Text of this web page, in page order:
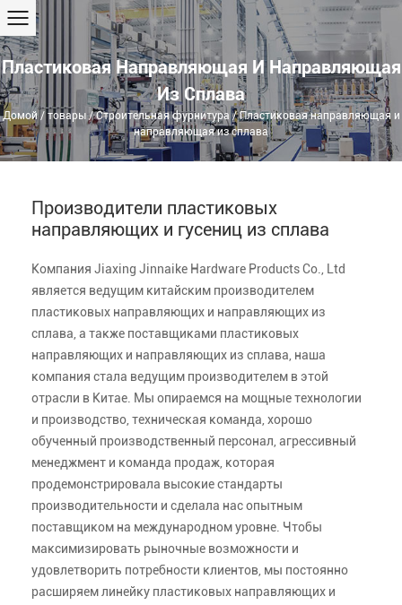
Пластиковая Направляющая И Направляющая
Из Сплава
Домой/ товары/Строительная фурнитура /Пластиковая направляющая и
направляющая из сплава
Производители пластиковых
направляющих и гусениц из сплава
Компания Jiaxing Jinnaike Hardware Products Co., Ltd
является ведущим китайским производителем
пластиковых направляющих и направляющих из
сплава, а также поставщиками пластиковых
направляющих и направляющих из сплава, наша
компания стала ведущим производителем в этой
отрасли в Китае. Мы опираемся на мощные технологии
и производство, техническая команда, хорошо
обученный производственный персонал, агрессивный
менеджмент и команда продаж, которая
продемонстрировала высокие стандарты
производительности и сделала нас опытным
поставщиком на международном уровне. Чтобы
максимизировать рыночные возможности и
удовлетворить потребности клиентов, мы постоянно
расширяем линейку пластиковых направляющих и